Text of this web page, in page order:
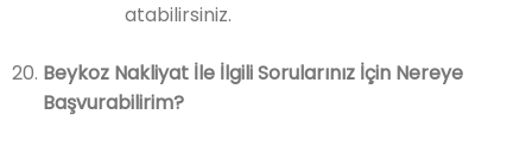
atabilirsiniz.
Beykoz Nakliyat İle İlgili Sorularınız İçin Nereye
Başvurabilirim?